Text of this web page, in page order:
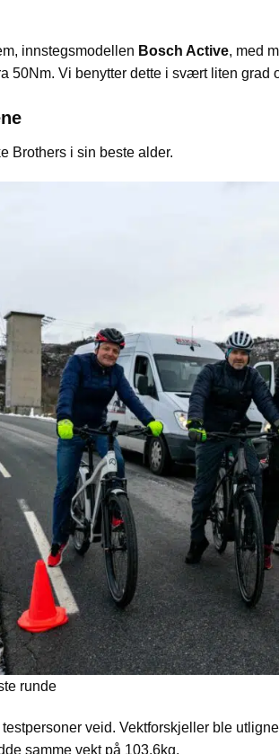
innstegsmodellen Bosch Active, med
50Nm. Vi benytter dette i svært liten grad
Brothers i sin beste alder.
runde
veid. Vektforskjeller ble
samme vekt på 103.6kg.